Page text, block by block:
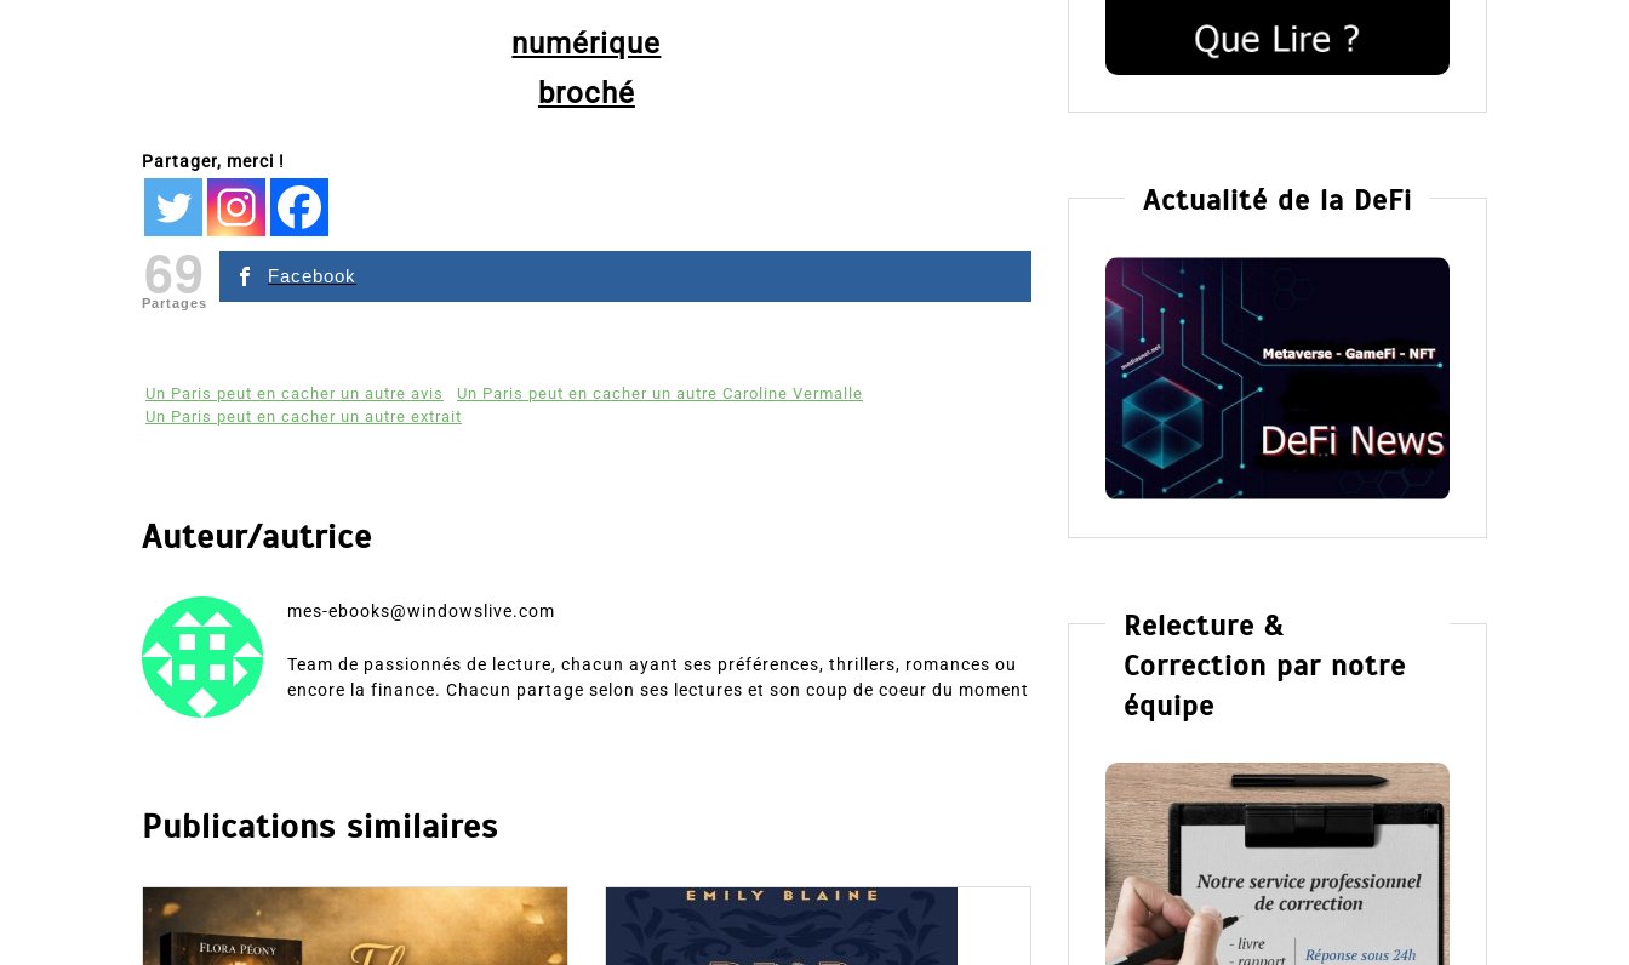
numérique
broché
Partager, merci !
69
Partages
Facebook
Un Paris peut en cacher un autre avis
Un Paris peut en cacher un autre Caroline Vermalle
Un Paris peut en cacher un autre extrait
Auteur/autrice
mes-ebooks@windowslive.com
Team de passionnés de lecture, chacun ayant ses préférences, thrillers, romances ou
encore la finance. Chacun partage selon ses lectures et son coup de coeur du moment
Publications similaires
Actualité de la DeFi
Relecture &
Correction par notre
équipe